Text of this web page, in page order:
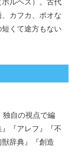
ボルヘス）。古代
カフカ、ポオな
くて途方もない
独自の視点で編
『アレフ』『不
辞典』『創造